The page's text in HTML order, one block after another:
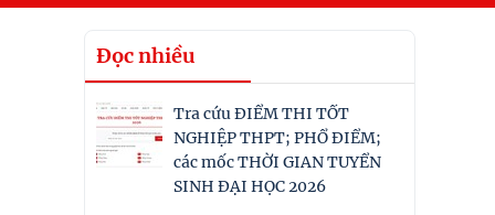
Đọc nhiều
Tra cứu ĐIỂM THI TỐT
NGHIỆP THPT; PHỔ ĐIỂM;
các mốc THỜI GIAN TUYỂN
SINH ĐẠI HỌC 2026